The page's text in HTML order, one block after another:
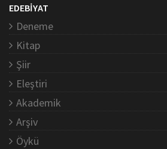
EDEBİYAT
Deneme
Kitap
Şiir
Eleştiri
Akademik
Arşiv
Öykü